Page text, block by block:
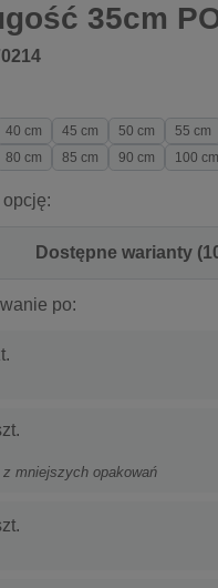
35cm
40 cm 45 cm 50 cm 55 cm
80 cm 85 cm 90 cm 100 cm
opcję:
Dostępne warianty
po:
z mniejszych opakowań